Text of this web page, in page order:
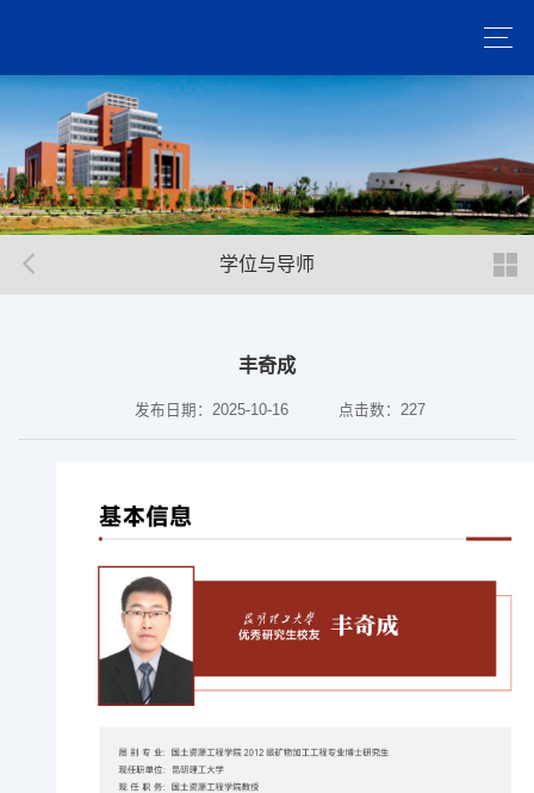
学位与导师
丰奇成
发布日期：2025-10-16 点击数： 227